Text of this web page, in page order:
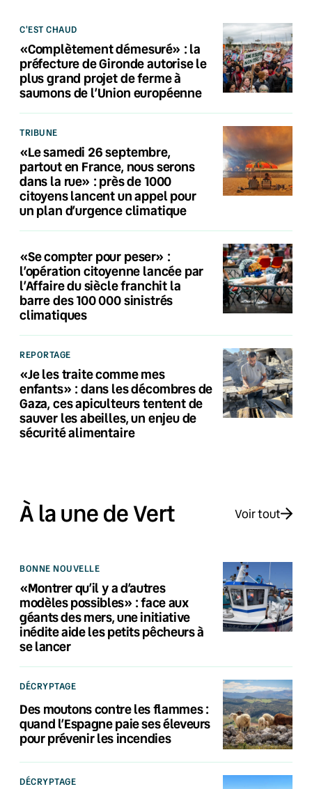
C'EST CHAUD
«Complètement démesuré» : la
préfecture de Gironde autorise le
plus grand projet de ferme à
saumons de l’Union européenne
TRIBUNE
«Le samedi 26 septembre,
partout en France, nous serons
dans la rue» : près de 1000
citoyens lancent un appel pour
un plan d’urgence climatique
«Se compter pour peser» :
l’opération citoyenne lancée par
l’Affaire du siècle franchit la
barre des 100 000 sinistrés
climatiques
REPORTAGE
«Je les traite comme mes
enfants» : dans les décombres de
Gaza, ces apiculteurs tentent de
sauver les abeilles, un enjeu de
sécurité alimentaire
À la une de Vert Voir tout
BONNE NOUVELLE
«Montrer qu’il y a d’autres
modèles possibles» : face aux
géants des mers, une initiative
inédite aide les petits pêcheurs à
se lancer
DÉCRYPTAGE
Des moutons contre les flammes :
quand l’Espagne paie ses éleveurs
pour prévenir les incendies
DÉCRYPTAGE